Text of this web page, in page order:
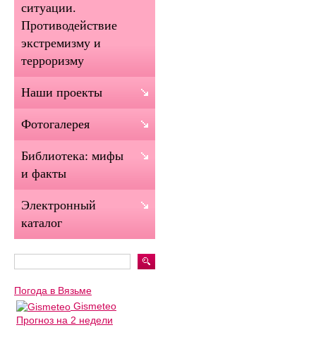
ситуации.
Противодействие
экстремизму и
терроризму
Наши проекты
Фотогалерея
Библиотека: мифы
и факты
Электронный
каталог
Погода в Вязьме
Gismeteo
Прогноз на 2 недели